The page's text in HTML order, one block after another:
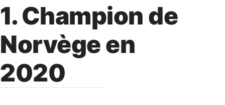
1. Champion de
Norvège en
2020